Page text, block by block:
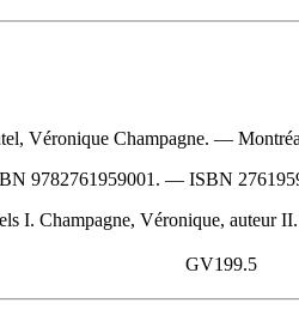
Véronique Champagne. —
9782761959001 . — ISBN
I. Champagne, Véronique, auteur
GV199.5